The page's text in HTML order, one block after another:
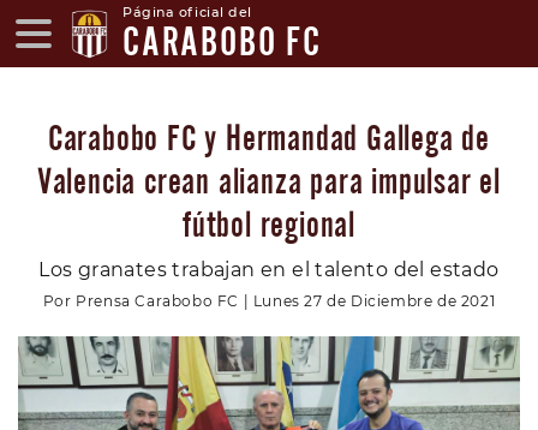
Página oficial del
CARABOBO FC
Carabobo FC y Hermandad Gallega de
Valencia crean alianza para impulsar el
fútbol regional
Los granates trabajan en el talento del estado
Por Prensa Carabobo FC | Lunes 27 de Diciembre de 2021